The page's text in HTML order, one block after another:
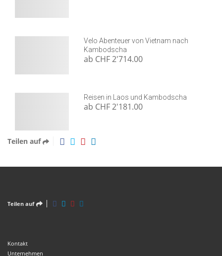
Velo Abenteuer von Vietnam nach
Kambodscha
ab CHF 2'714.00
Reisen in Laos und Kambodscha
ab CHF 2'181.00
Teilen auf
Teilen auf
Kontakt
Unternehmen